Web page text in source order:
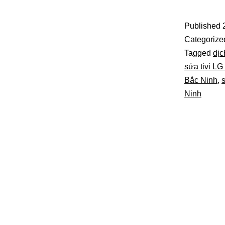
Published
Tagged
sửa tivi LG
Bắc Ninh,
Ninh